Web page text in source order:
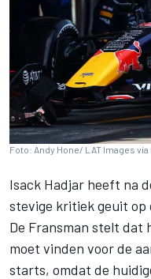
Foto: Andy Hone/ LAT Images
Isack Hadjar heeft na
stevige kritiek geuit op
De Fransman stelt dat
moet vinden voor de
starts, omdat de